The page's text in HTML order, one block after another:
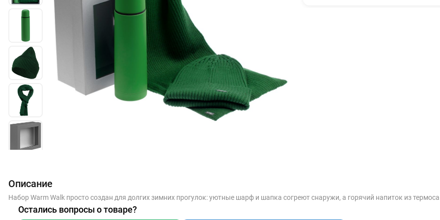
Описание
Набор Warm Walk просто создан для долгих зимних прогулок: уютные шарф и шапка согреют снаружи, а горячий напиток из
Остались вопросы о товаре?